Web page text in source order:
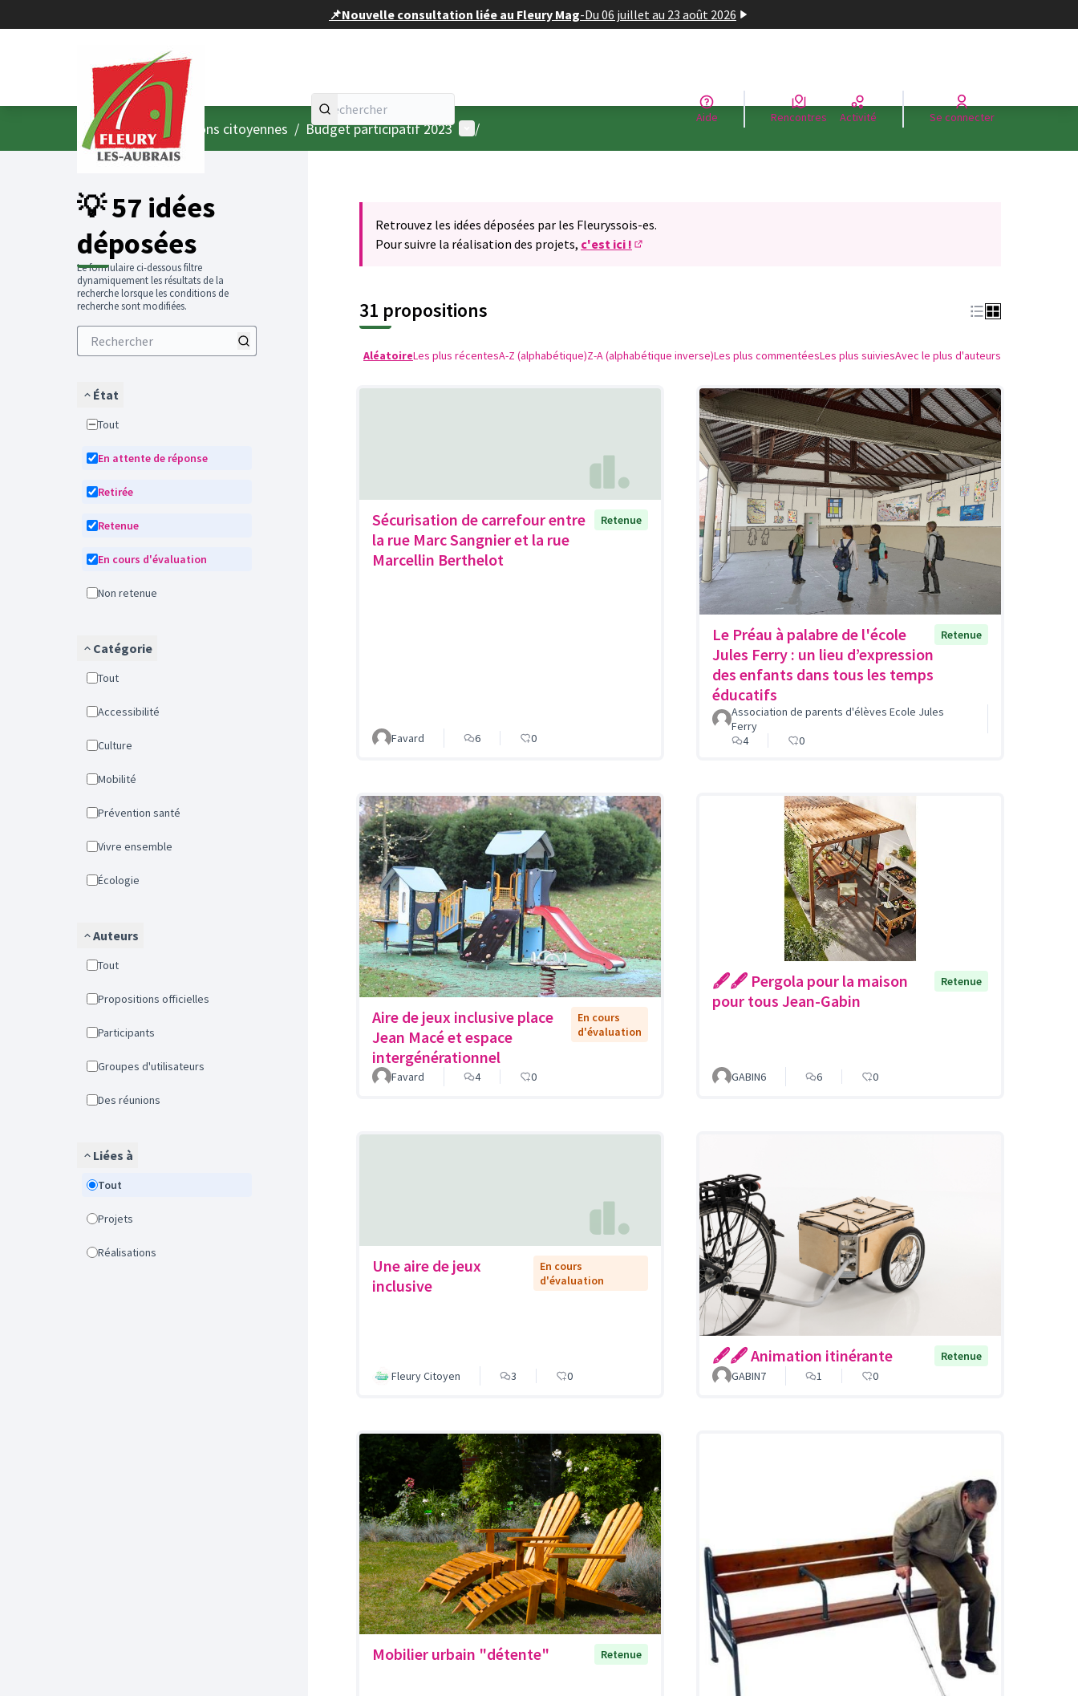
📌Nouvelle consultation liée au Fleury Mag-Du 06 juillet au 23 août 2026
Aide Rencontres Activité Se connecter
AccueilMenu principal
/ Consultations citoyennes / Budget participatif 2023 Menu utilisateur
/
💡 57 idées
déposées
Le formulaire ci-dessous filtre
dynamiquement les résultats de la
recherche lorsque les conditions de
recherche sont modifiées.
État
Tout
En attente de réponse
Retirée
Retenue
En cours d'évaluation
Non retenue
Catégorie
Tout
Accessibilité
Culture
Mobilité
Prévention santé
Vivre ensemble
Écologie
Auteurs
Tout
Propositions officielles
Participants
Groupes d'utilisateurs
Des réunions
Liées à
Tout
Projets
Réalisations
Retrouvez les idées déposées par les Fleuryssois-es.
Pour suivre la réalisation des projets, c'est ici !
31 propositions
AléatoireLes plus récentesA-Z (alphabétique)Z-A (alphabétique inverse)Les plus commentéesLes plus suiviesAvec le plus d'auteurs
Sécurisation de carrefour entre
la rue Marc Sangnier et la rue
Marcellin Berthelot
Retenue
Favard 6 0
Le Préau à palabre de l'école
Jules Ferry : un lieu d’expression
des enfants dans tous les temps
éducatifs
Retenue
Association de parents d'élèves Ecole Jules
Ferry
4
0
Aire de jeux inclusive place
Jean Macé et espace
intergénérationnel
En cours
d'évaluation
Favard 4 0
🖋🖋 Pergola pour la maison
pour tous Jean-Gabin
Retenue
GABIN6 6 0
Une aire de jeux
inclusive
En cours
d'évaluation
Fleury Citoyen 3 0
🖋🖋 Animation itinérante
Retenue
GABIN7
1 0
Mobilier urbain "détente" Retenue